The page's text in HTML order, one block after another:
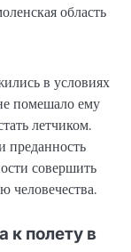
область
в условиях
помешало ему
летчиком.
преданность
совершить
человечества.
к полету в